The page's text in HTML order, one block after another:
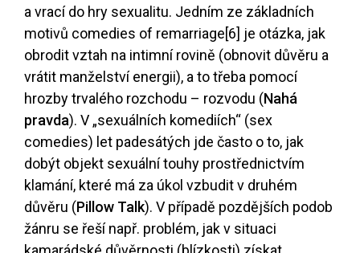
a vrací do hry sexualitu. Jedním ze základních
motivů comedies of remarriage[6] je otázka, jak
obrodit vztah na intimní rovině (obnovit důvěru a
vrátit manželství energii), a to třeba pomocí
hrozby trvalého rozchodu – rozvodu (Nahá
pravda). V „sexuálních komediích“ (sex
comedies) let padesátých jde často o to, jak
dobýt objekt sexuální touhy prostřednictvím
klamání, které má za úkol vzbudit v druhém
důvěru (Pillow Talk). V případě pozdějších podob
žánru se řeší např. problém, jak v situaci